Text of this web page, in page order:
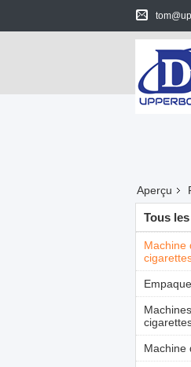
Aperçu
Tous
Machine
Machine